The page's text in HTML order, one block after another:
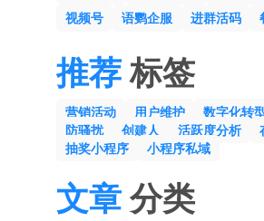
视频号
语鹦企服 进群活码
推荐标签
营销活动 用户维护 数字化转
防骚扰
创建人 活跃度分析
抽奖小程序
小程序私域
文章分类